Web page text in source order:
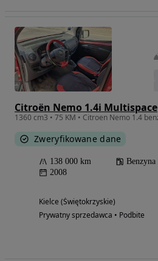
Citroën Nemo 1.4i Multispace
Zweryfikowane dane
138 000 km Benzyna
2008
Kielce (Świętokrzyskie)
Prywatny sprzedawca • Podbite